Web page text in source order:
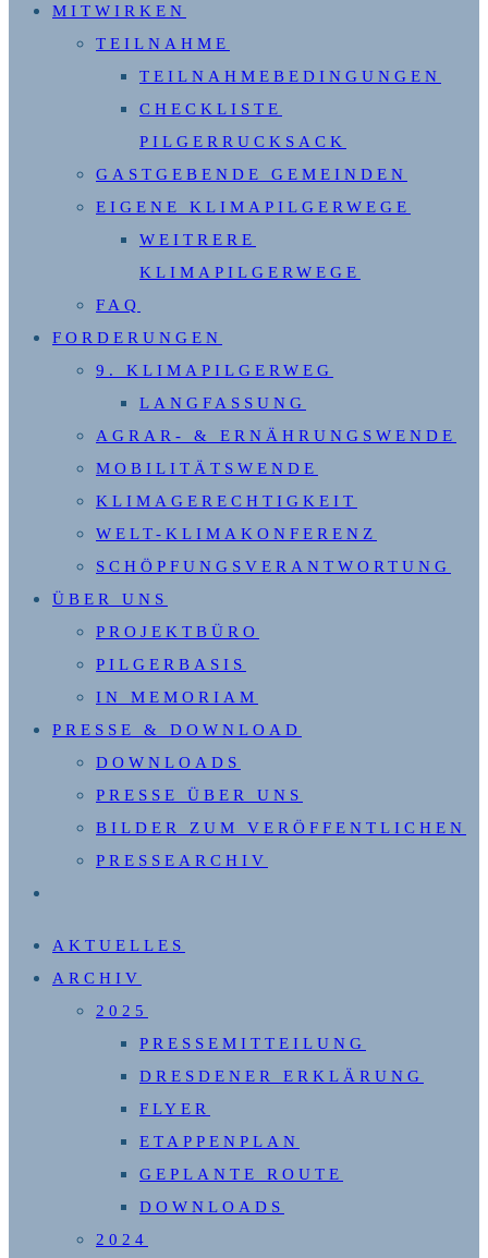
MITWIRKEN
TEILNAHME
TEILNAHMEBEDINGUNGEN
CHECKLISTE
PILGERRUCKSACK
GASTGEBENDE GEMEINDEN
EIGENE KLIMAPILGERWEGE
WEITRERE
KLIMAPILGERWEGE
FAQ
FORDERUNGEN
9. KLIMAPILGERWEG
LANGFASSUNG
AGRAR- & ERNÄHRUNGSWENDE
MOBILITÄTSWENDE
KLIMAGERECHTIGKEIT
WELT-KLIMAKONFERENZ
SCHÖPFUNGSVERANTWORTUNG
ÜBER UNS
PROJEKTBÜRO
PILGERBASIS
IN MEMORIAM
PRESSE & DOWNLOAD
DOWNLOADS
PRESSE ÜBER UNS
BILDER ZUM VERÖFFENTLICHEN
PRESSEARCHIV
UMSCHALTEN
AKTUELLES
ARCHIV
2025
PRESSEMITTEILUNG
DRESDENER ERKLÄRUNG
FLYER
ETAPPENPLAN
GEPLANTE ROUTE
DOWNLOADS
2024